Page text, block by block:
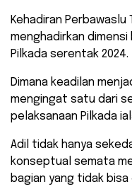
Kehadiran
menghadirkan
Pilkada serentak 2024.
Dimana keadilan
mengingat satu dari
pelaksanaan Pilkada
Adil tidak hanya
konseptual semata
bagian yang tidak